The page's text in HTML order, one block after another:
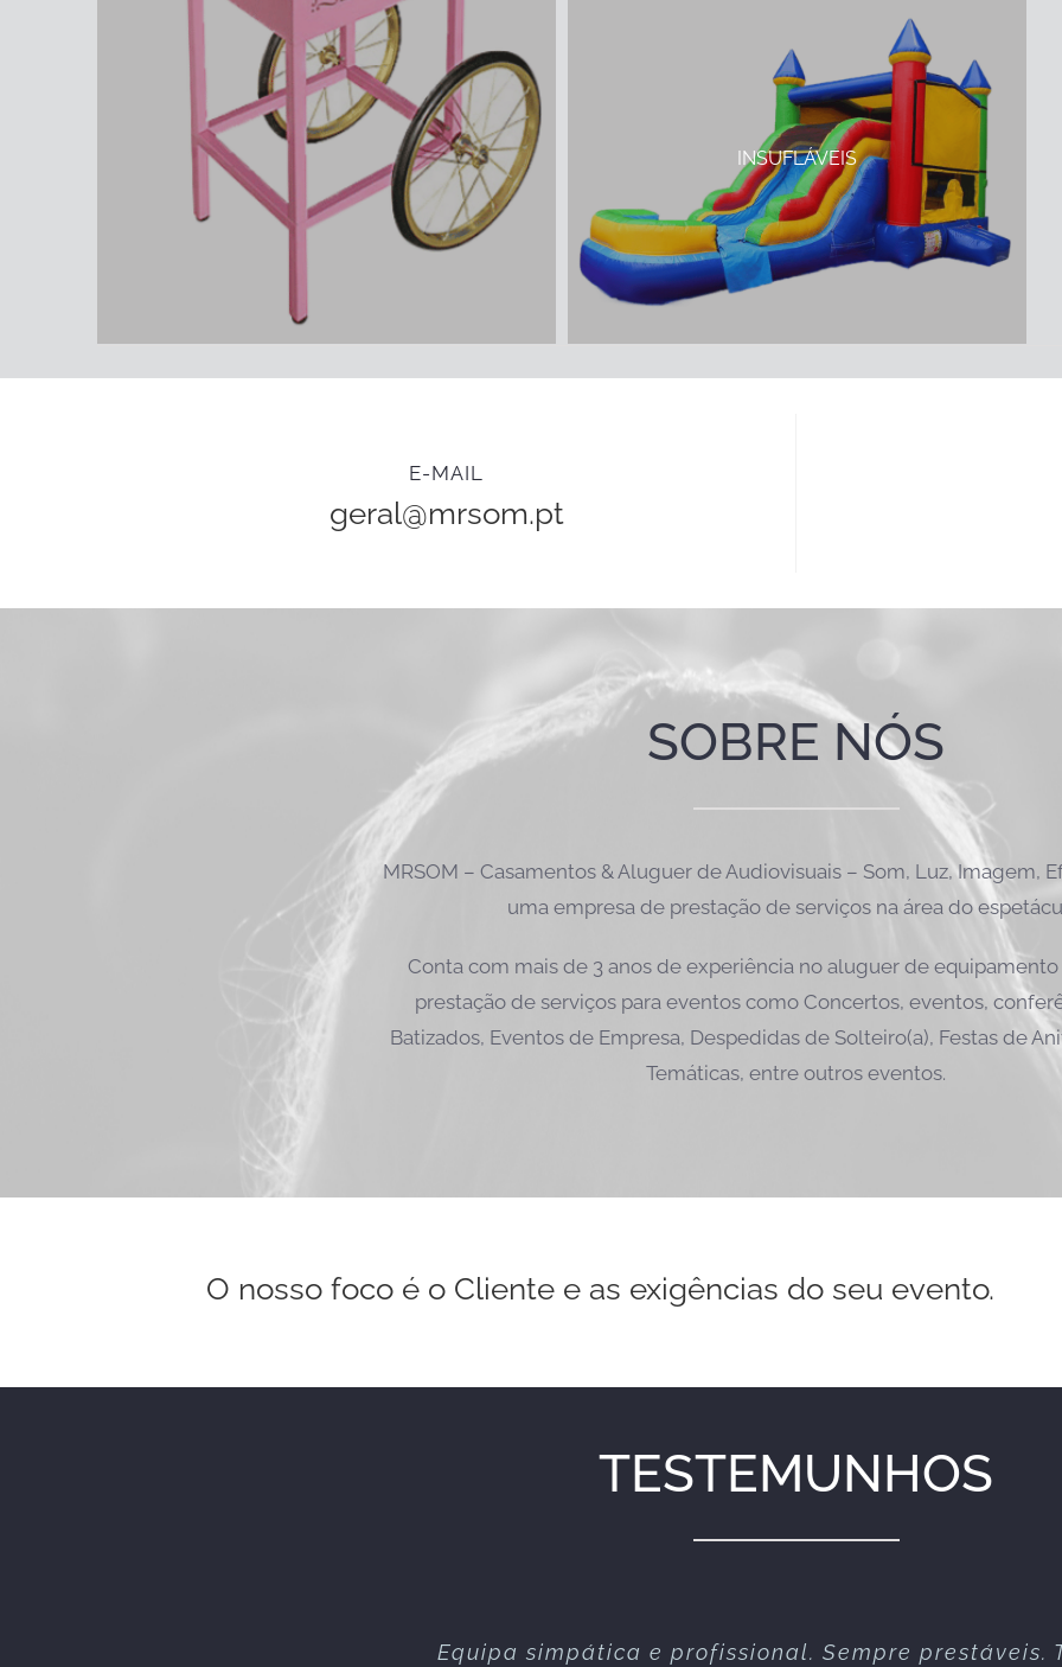
INSUFLÁVEIS
E-MAIL
geral@mrsom.pt
SOBRE NÓS
MRSOM – Casamentos & Aluguer de Audiovisuais – Som, Luz, Imagem,
uma empresa de prestação de serviços na área do
Conta com mais de 3 anos de experiência no aluguer de
prestação de serviços para eventos como Concertos, eventos,
Batizados, Eventos de Empresa, Despedidas de Solteiro(a), Festas de
Temáticas, entre outros eventos.
O nosso foco é o Cliente e as exigências do seu evento.
TESTEMUNHOS
Equipa simpática e profissional. Sempre prestáveis.
Excelente serviço nos vários espectáculos que já